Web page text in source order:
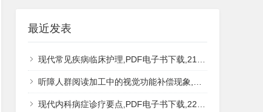
最近发表
现代常见疾病临床护理,PDF电子书下载,217MB,网盘资源
听障人群阅读加工中的视觉功能补偿现象,秦钊,PDF电子书下载,网盘资源
现代内科病症诊疗要点,PDF电子书下载,223MB,网盘资源